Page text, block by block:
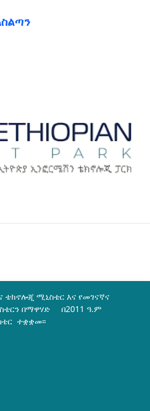
ቴክኖሎጂ ሚኒስቴር እና የመገናኛና
በማዋሃድ በ2011 ዓ.ም
ተቋቋመ፡፡